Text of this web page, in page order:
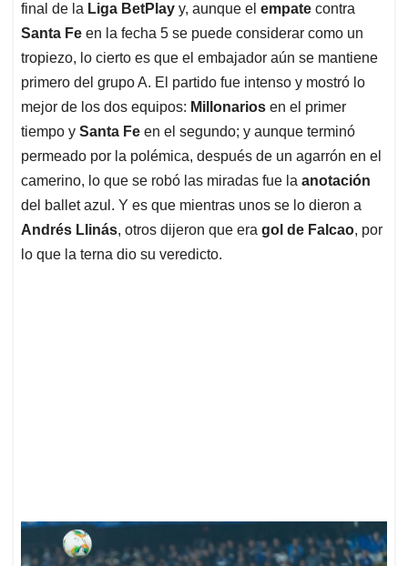
A
p
p
o
o
k
d
I
n
d
s
final de la Liga BetPlay y, aunque el empate contra
Santa Fe en la fecha 5 se puede considerar como un
tropiezo, lo cierto es que el embajador aún se mantiene
primero del grupo A. El partido fue intenso y mostró lo
mejor de los dos equipos: Millonarios en el primer
tiempo y Santa Fe en el segundo; y aunque terminó
permeado por la polémica, después de un agarrón en el
camerino, lo que se robó las miradas fue la anotación
del ballet azul. Y es que mientras unos se lo dieron a
Andrés Llinás, otros dijeron que era gol de Falcao, por
lo que la terna dio su veredicto.